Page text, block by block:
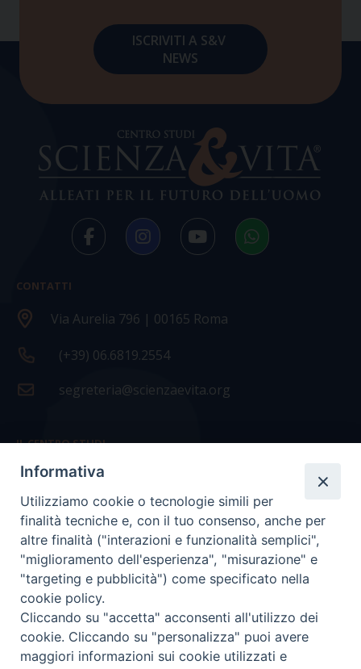
CONTATTI
Via Aurelia 796 | 00165 Roma
(+39) 06.6819.2554
segreteria@scienzaevita.org
IL CENTRO STUDI
La nostra storia
Statuto
Presidenza e ufficio presidenza
Consiglio scientifico
Coordinamento nazionale
Informativa
Utilizziamo cookie o tecnologie simili per
finalità tecniche e, con il tuo consenso, anche per
altre finalità ("interazioni e funzionalità semplici",
"miglioramento dell'esperienza", "misurazione" e
"targeting e pubblicità") come specificato nella
cookie policy.
Cliccando su "accetta" acconsenti all'utilizzo dei
cookie. Cliccando su "personalizza" puoi avere
maggiori informazioni sui cookie utilizzati e